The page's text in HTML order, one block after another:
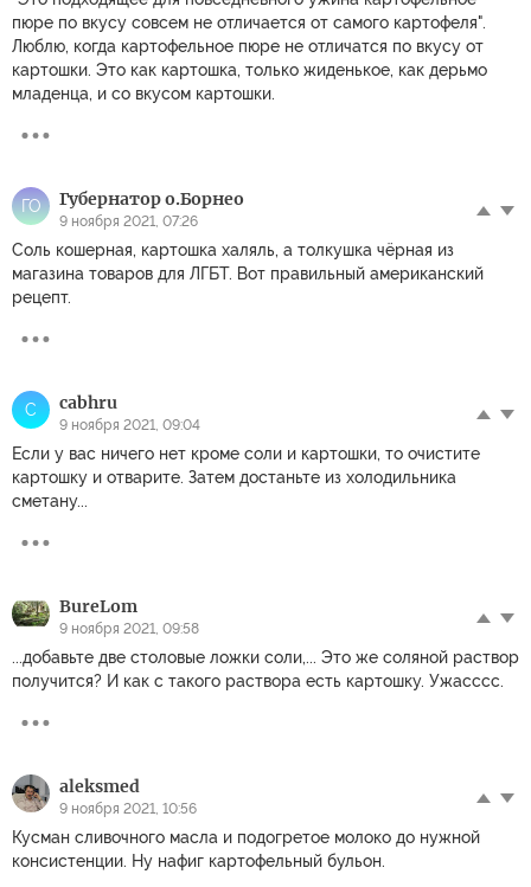
пюре по вкусу совсем не отличается от самого картофеля".
Люблю, когда картофельное пюре не отличатся по вкусу от
картошки. Это как картошка, только жиденькое, как дерьмо
младенца, и со вкусом картошки.
ГО Губернатор о.Борнео
9 ноября 2021, 07:26
Соль кошерная, картошка халяль, а толкушка чёрная из
магазина товаров для ЛГБТ. Вот правильный американский
рецепт.
C cabhru
9 ноября 2021, 09:04
Если у вас ничего нет кроме соли и картошки, то очистите
картошку и отварите. Затем достаньте из холодильника
сметану...
BureLom
9 ноября 2021, 09:58
...добавьте две столовые ложки соли,... Это же соляной раствор
получится? И как с такого раствора есть картошку. Ужасссс.
aleksmed
9 ноября 2021, 10:56
Кусман сливочного масла и подогретое молоко до нужной
консистенции. Ну нафиг картофельный бульон.